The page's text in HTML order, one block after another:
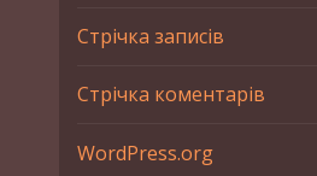
Стрічка записів
Стрічка коментарів
WordPress.org